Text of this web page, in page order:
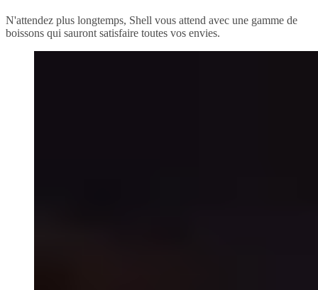
N'attendez plus longtemps, Shell vous attend avec une gamme de
boissons qui sauront satisfaire toutes vos envies.